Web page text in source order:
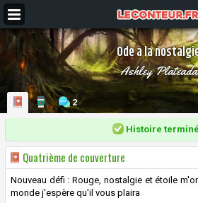
Ode à la
Ashley Plateada
2
Histoire
Quatrième de couverture
Nouveau défi : Rouge, nostalgie et étoile
monde j'espère qu'il vous plaira